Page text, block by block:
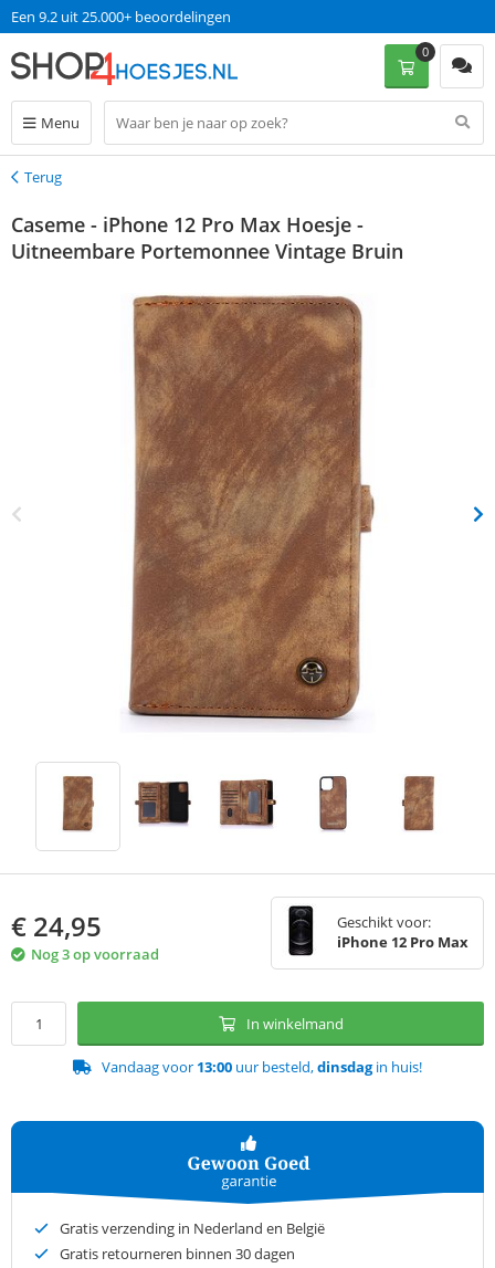
Een 9.2 uit 25.000+ beoordelingen
Menu
0
Terug
Terug
Caseme - iPhone 12 Pro Max Hoesje -
Uitneembare Portemonnee Vintage Bruin
€ 24,95
Nog 3 op voorraad
Geschikt voor:
iPhone 12 Pro Max
In winkelmand
Vandaag voor 13:00 uur besteld,dinsdagin huis!
Gratis verzending in Nederland en België
Gratis retourneren binnen 30 dagen